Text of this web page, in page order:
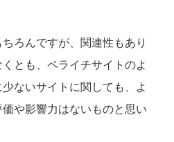
ろんですが、関連性もあり
とも、ペライチサイトのよ
ないサイトに関しても、よ
や影響力はないものと思い